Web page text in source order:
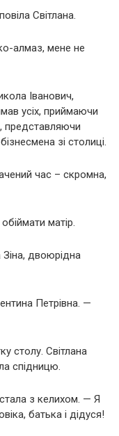
Світлана.
алмаз, мене не
Іванович,
усіх, приймаючи
представляючи
зі столиці.
час – скромна,
матір.
двоюрідна
Петрівна. —
столу. Світлана
спідницю.
з келихом. — Я
батька і дідуся!